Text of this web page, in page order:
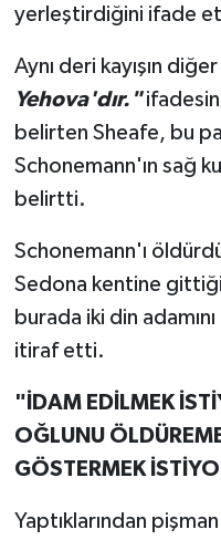
yerleştirdiğini ifade
Aynı deri kayışın
Yehova'dır."
belirten Sheafe, bu
Schonemann'ın sağ
belirtti.
Schonemann'ı
Sedona kentine
burada iki din
itiraf etti.
"İDAM EDİLMEK
OĞLUNU
GÖSTERMEK
Yaptıklarından pişman